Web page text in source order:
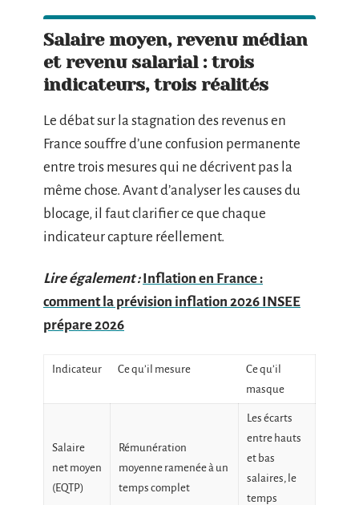
Salaire moyen, revenu médian
et revenu salarial : trois
indicateurs, trois réalités
Le débat sur la stagnation des revenus en
France souffre d’une confusion permanente
entre trois mesures qui ne décrivent pas la
même chose. Avant d’analyser les causes du
blocage, il faut clarifier ce que chaque
indicateur capture réellement.
Lire également : Inflation en France :
comment la prévision inflation 2026 INSEE
prépare 2026
Indicateur Ce qu’il mesure
Ce qu’il
masque
Salaire
net moyen
(EQTP)
Rémunération
moyenne ramenée à un
temps complet
Les écarts
entre hauts
et bas
salaires, le
temps